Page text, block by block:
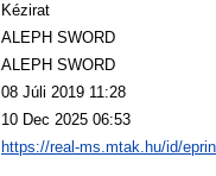
Kézirat
ALEPH SWORD
ALEPH SWORD
08 Júli 2019 11:28
10 Dec 2025 06:53
https://real-ms.mtak.hu/id/